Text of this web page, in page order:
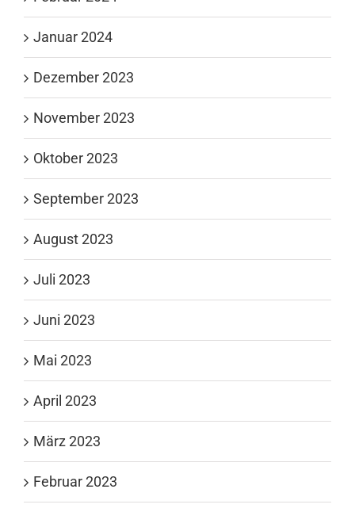
Januar 2024
Dezember 2023
November 2023
Oktober 2023
September 2023
August 2023
Juli 2023
Juni 2023
Mai 2023
April 2023
März 2023
Februar 2023